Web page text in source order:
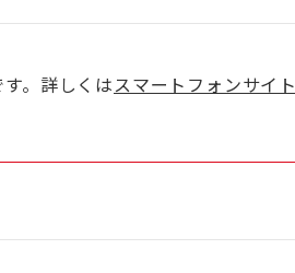
。詳しくはスマートフォンサイト